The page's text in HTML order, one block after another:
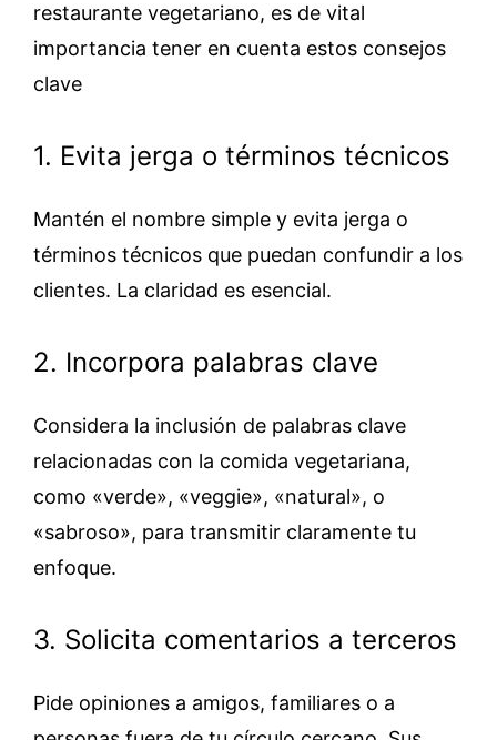
restaurante vegetariano, es de vital
importancia tener en cuenta estos consejos
clave
1. Evita jerga o términos técnicos
Mantén el nombre simple y evita jerga o
términos técnicos que puedan confundir a los
clientes. La claridad es esencial.
2. Incorpora palabras clave
Considera la inclusión de palabras clave
relacionadas con la comida vegetariana,
como «verde», «veggie», «natural», o
«sabroso», para transmitir claramente tu
enfoque.
3. Solicita comentarios a terceros
Pide opiniones a amigos, familiares o a